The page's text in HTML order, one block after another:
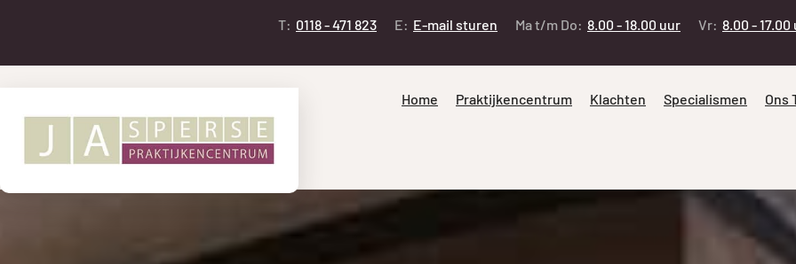
T: 0118 - 471 823 E: E-mail sturen Ma t/m Do: 8.00 - 18.00 uur Vr: 8.00 - 17.00
Home Praktijkencentrum Klachten Specialismen Ons